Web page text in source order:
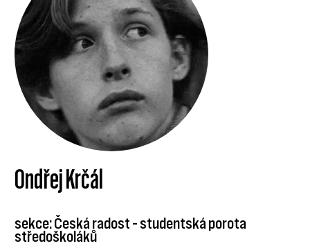
Ondřej Krčál
sekce: Česká radost – studentská porota
středoškoláků